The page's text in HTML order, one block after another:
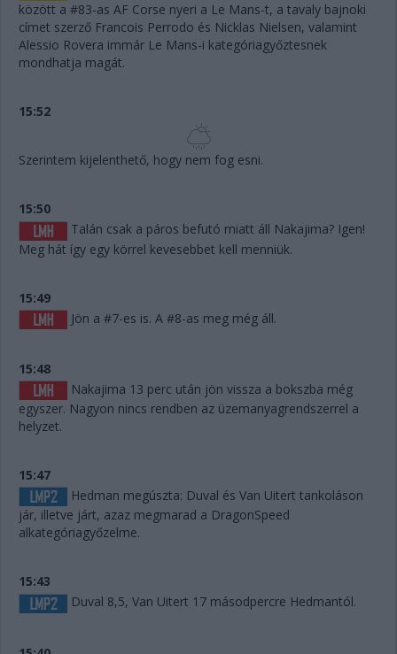
között a #83-as AF Corse nyeri a Le Mans-t, a tavaly bajnoki
címet szerző Francois Perrodo és Nicklas Nielsen, valamint
Alessio Rovera immár Le Mans-i kategóriagyőztesnek
mondhatja magát.
15:52
Szerintem kijelenthető, hogy nem fog esni.
15:50
Talán csak a páros befutó miatt áll Nakajima? Igen!
Meg hát így egy körrel kevesebbet kell menniük.
15:49
Jön a #7-es is. A #8-as meg még áll.
15:48
Nakajima 13 perc után jön vissza a bokszba még
egyszer. Nagyon nincs rendben az üzemanyagrendszerrel a
helyzet.
15:47
Hedman megúszta: Duval és Van Uitert tankoláson
jár, illetve járt, azaz megmarad a DragonSpeed
alkategóriagyőzelme.
15:43
Duval 8,5, Van Uitert 17 másodpercre Hedmantól.